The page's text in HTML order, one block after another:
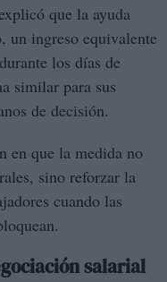
que la ayuda
un ingreso equivalente
los días de
similar para sus
de decisión.
en que la medida no
sino reforzar la
cuando las
salarial